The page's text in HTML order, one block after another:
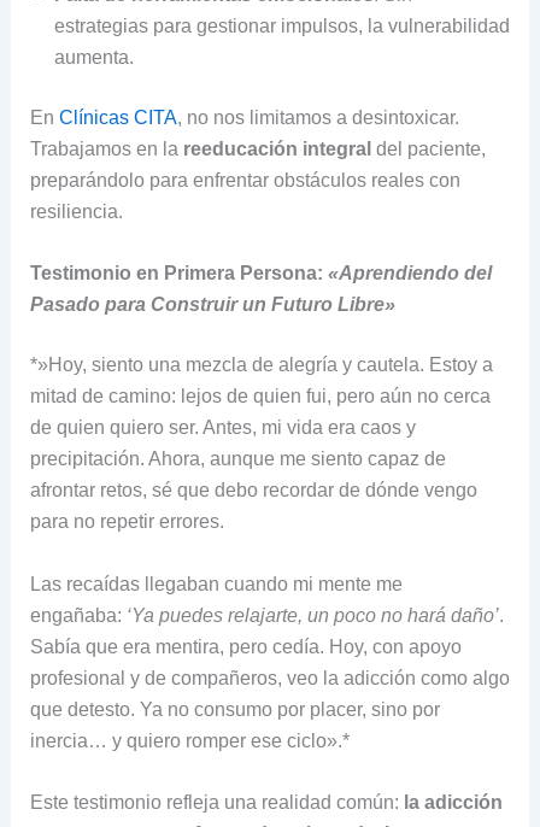
estrategias para gestionar impulsos, la vulnerabilidad
aumenta.
En Clínicas CITA, no nos limitamos a desintoxicar.
Trabajamos en la reeducación integral del paciente,
preparándolo para enfrentar obstáculos reales con
resiliencia.
Testimonio en Primera Persona: «Aprendiendo del
Pasado para Construir un Futuro Libre»
*»Hoy, siento una mezcla de alegría y cautela. Estoy a
mitad de camino: lejos de quien fui, pero aún no cerca
de quien quiero ser. Antes, mi vida era caos y
precipitación. Ahora, aunque me siento capaz de
afrontar retos, sé que debo recordar de dónde vengo
para no repetir errores.
Las recaídas llegaban cuando mi mente me
engañaba: ‘Ya puedes relajarte, un poco no hará daño’.
Sabía que era mentira, pero cedía. Hoy, con apoyo
profesional y de compañeros, veo la adicción como algo
que detesto. Ya no consumo por placer, sino por
inercia… y quiero romper ese ciclo».*
Este testimonio refleja una realidad común: la adicción